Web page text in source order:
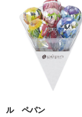
ル ペパン